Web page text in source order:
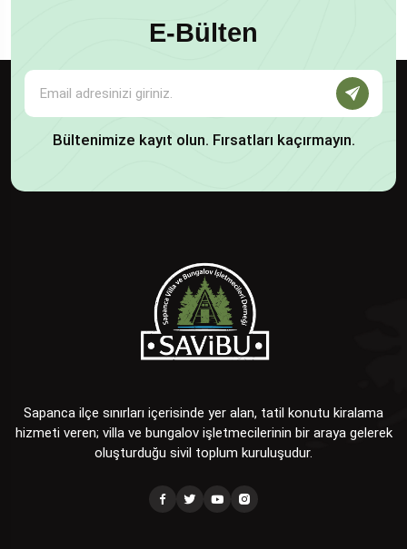
E-Bülten
Bültenimize kayıt olun. Fırsatları kaçırmayın.
Sapanca ilçe sınırları içerisinde yer alan, tatil konutu kiralama
hizmeti veren; villa ve bungalov işletmecilerinin bir araya gelerek
oluşturduğu sivil toplum kuruluşudur.